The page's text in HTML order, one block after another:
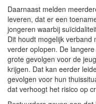
Daarnaast melden
leveren, dat er een
jongeren waarbij
Dit houdt mogelijk verband
verder oplopen. De
grote gevolgen voor de
krijgen. Dat kan eerder
gevolgen voor hun
dat verhoogt het risico op